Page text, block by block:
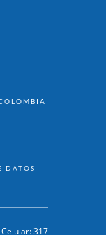
DATOS
317